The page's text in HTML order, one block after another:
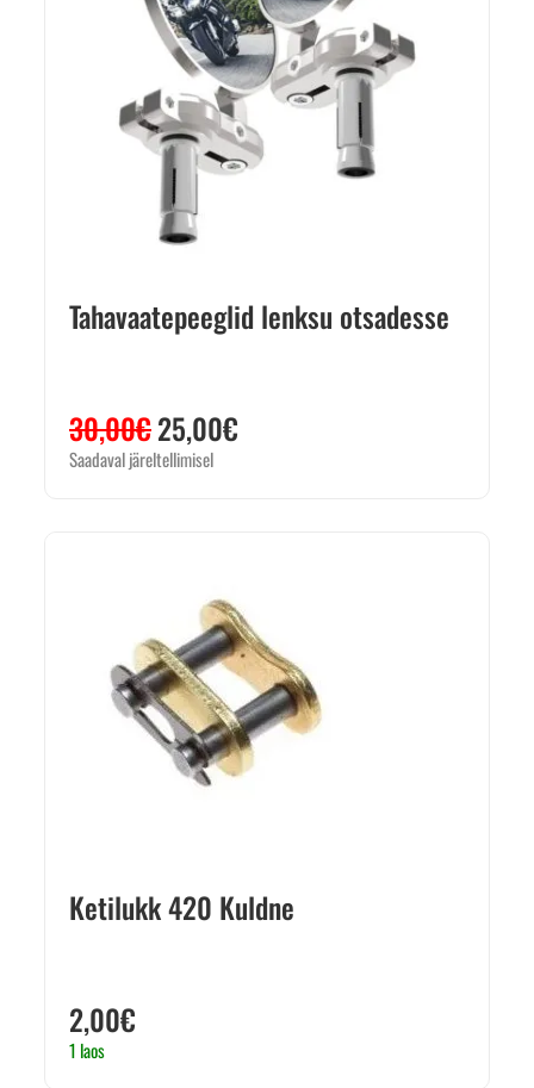
Tahavaatepeeglid lenksu otsadesse
30,00€25,00€
Saadaval järeltellimisel
Ketilukk 420 Kuldne
2,00€
1 laos